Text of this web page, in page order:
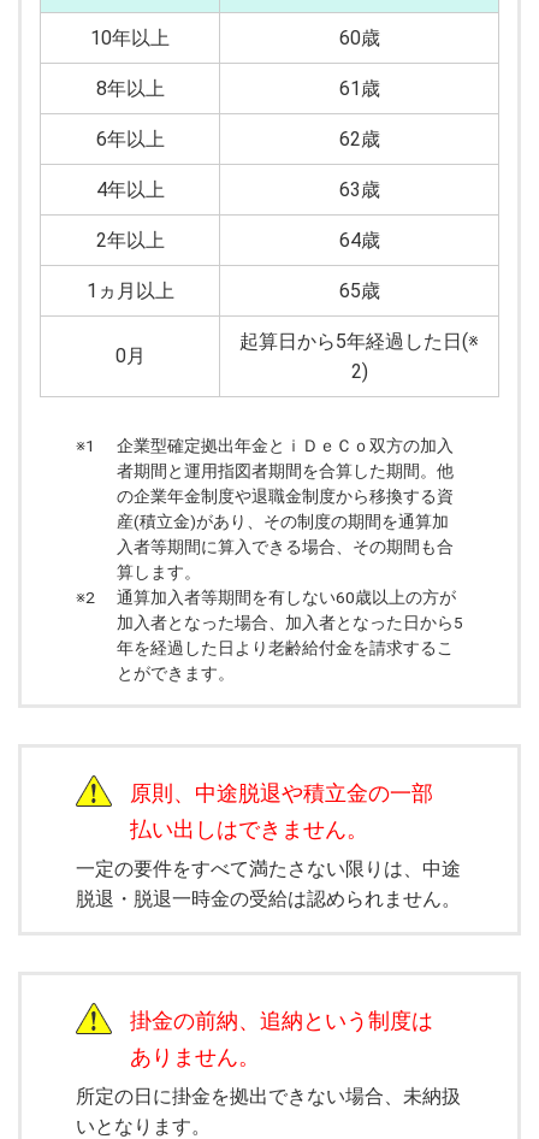
10年以上 60歳
8年以上 61歳
6年以上 62歳
4年以上 63歳
2年以上 64歳
1ヵ月以上 65歳
0月
起算日から5年経過した日(※
2)
※1
企業型確定拠出年金とｉＤｅＣｏ双方の加入
者期間と運用指図者期間を合算した期間。他
の企業年金制度や退職金制度から移換する資
産(積立金)があり、その制度の期間を通算加
入者等期間に算入できる場合、その期間も合
算します。
※2
通算加入者等期間を有しない60歳以上の方が
加入者となった場合、加入者となった日から5
年を経過した日より老齢給付金を請求するこ
とができます。
原則、中途脱退や積立金の一部
払い出しはできません。
一定の要件をすべて満たさない限りは、中途
脱退・脱退一時金の受給は認められません。
掛金の前納、追納という制度は
ありません。
所定の日に掛金を拠出できない場合、未納扱
いとなります。